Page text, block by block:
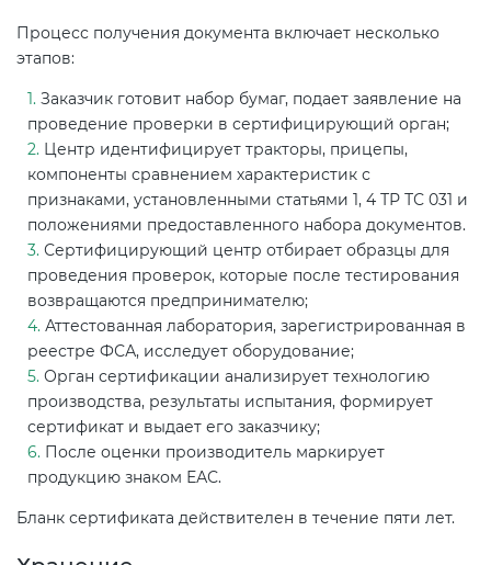
Процесс получения документа включает несколько
этапов:
Заказчик готовит набор бумаг, подает заявление на
проведение проверки в сертифицирующий орган;
Центр идентифицирует тракторы, прицепы,
компоненты сравнением характеристик с
признаками, установленными статьями 1, 4 ТР ТС 031 и
положениями предоставленного набора документов.
Сертифицирующий центр отбирает образцы для
проведения проверок, которые после тестирования
возвращаются предпринимателю;
Аттестованная лаборатория, зарегистрированная в
реестре ФСА, исследует оборудование;
Орган сертификации анализирует технологию
производства, результаты испытания, формирует
сертификат и выдает его заказчику;
После оценки производитель маркирует
продукцию знаком ЕАС.
Бланк сертификата действителен в течение пяти лет.